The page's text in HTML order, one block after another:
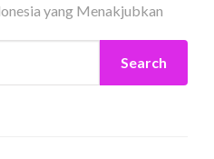
yang Menakjubkan